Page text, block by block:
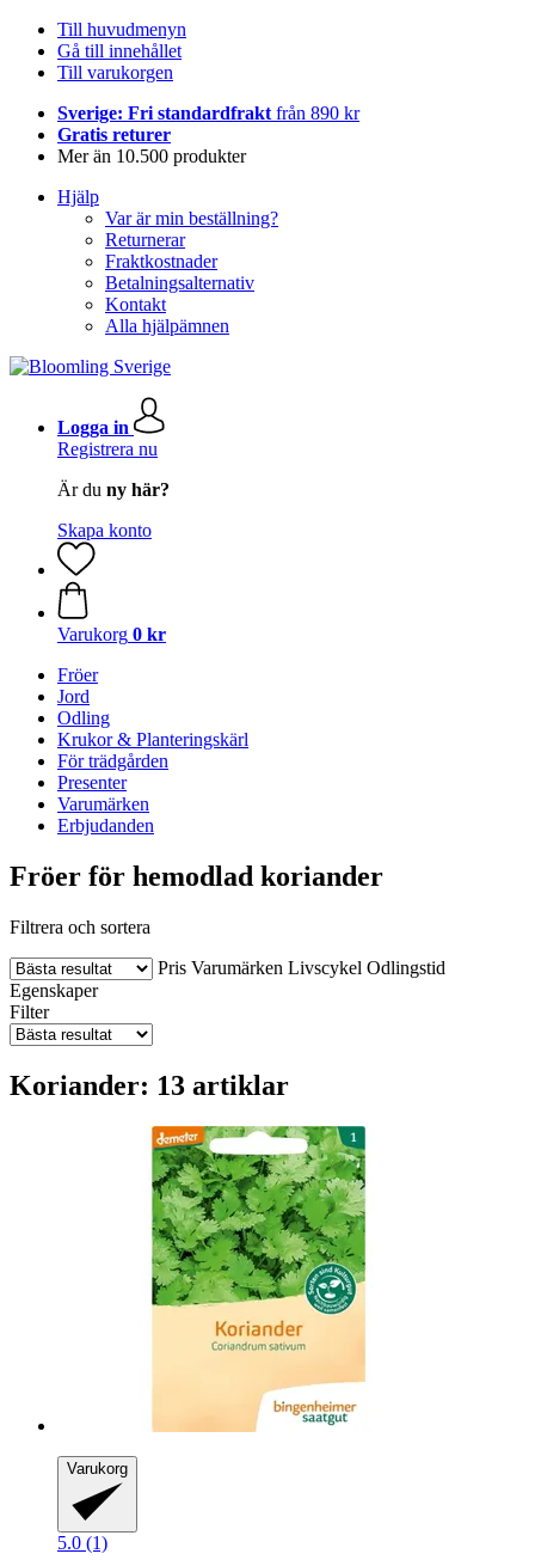
Till huvudmenyn
Gå till innehållet
Till varukorgen
Sverige: Fri standardfrakt från 890 kr
Gratis returer
Mer än 10.500 produkter
Hjälp
Var är min beställning?
Returnerar
Fraktkostnader
Betalningsalternativ
Kontakt
Alla hjälpämnen
Logga in
Registrera nu
Är du ny här?
Skapa konto
Varukorg 0 kr
Fröer
Jord
Odling
Krukor & Planteringskärl
För trädgården
Presenter
Varumärken
Erbjudanden
Fröer för hemodlad koriander
Filtrera och sortera
Pris Varumärken Livscykel Odlingstid
Egenskaper
Filter
Koriander: 13 artiklar
Varukorg
5.0 (1)